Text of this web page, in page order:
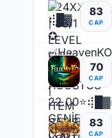
83
CAP
70
CAP
83
CAP